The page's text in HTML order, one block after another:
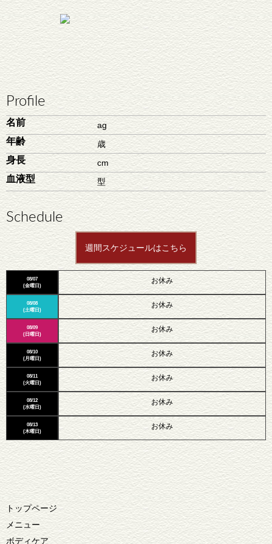
Profile
名前 ag
年齢 歳
身長 cm
血液型 型
Schedule
週間スケジュールはこちら
08/07
(金曜日)
08/08
(土曜日)
08/09
(日曜日)
08/10
(月曜日)
08/11
(火曜日)
08/12
(水曜日)
08/13
(木曜日)
お休み
お休み
お休み
お休み
お休み
お休み
お休み
トップページ
メニュー
ボディケア